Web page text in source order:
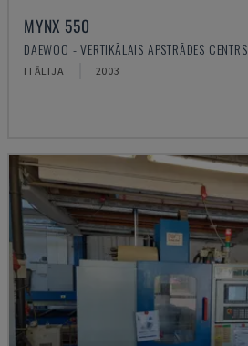
MYNX 550
DAEWOO - VERTIKĀLAIS APSTRĀDES CENTRS
ITĀLIJA 2003